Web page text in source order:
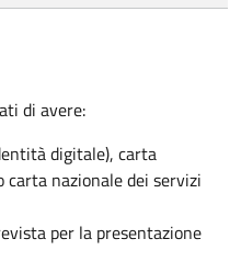
di avere:
digitale), carta
carta nazionale dei servizi
per la presentazione